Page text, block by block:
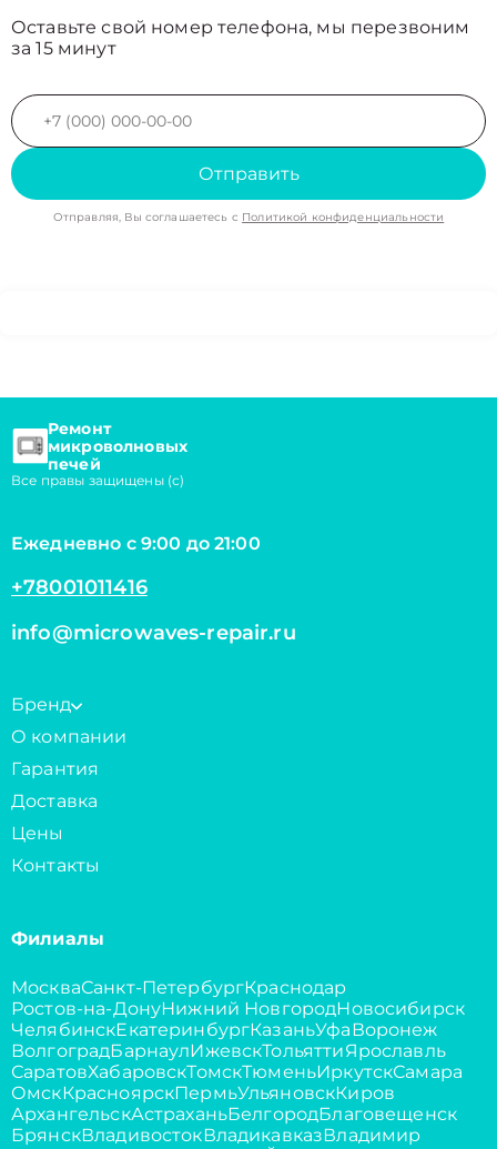
Оставьте свой номер телефона, мы перезвоним
за 15 минут
Отправить
Отправляя, Вы соглашаетесь с Политикой конфиденциальности
Ремонт
микроволновых
печей
Все правы защищены (с)
Ежедневно с 9:00 до 21:00
+78001011416
info@microwaves-repair.ru
Бренд
О компании
Гарантия
Доставка
Цены
Контакты
Филиалы
МоскваСанкт-ПетербургКраснодар
Ростов-на-ДонуНижний НовгородНовосибирск
ЧелябинскЕкатеринбургКазаньУфаВоронеж
ВолгоградБарнаулИжевскТольяттиЯрославль
СаратовХабаровскТомскТюменьИркутскСамара
ОмскКрасноярскПермьУльяновскКиров
АрхангельскАстраханьБелгородБлаговещенск
БрянскВладивостокВладикавказВладимир